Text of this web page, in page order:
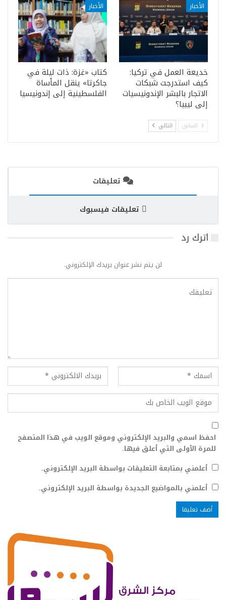
الأخبار
خديعة العمل في تركيا:
كيف استدرجت شبكات
الاتجار بالبشر الإندونيسيات
إلى ليبيا؟
الأخبار
كتاب «غزة: ذات ليلة في
جاكرتا» ينقل المأساة
الفلسطينية إلى إندونيسيا
السابق التالي
تعليقات
تعليقات فيسبوك
اترك رد
لن يتم نشر عنوان بريدك الإلكتروني.
احفظ اسمي والبريد الإلكتروني وموقع الويب في هذا المتصفح
للمرة الأولى التي أعلق فيها.
أعلمني بمتابعة التعليقات بواسطة البريد الإلكتروني.
أعلمني بالمواضيع الجديدة بواسطة البريد الإلكتروني.